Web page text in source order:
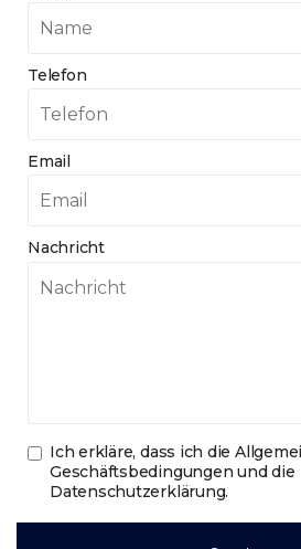
Telefon
Email
Nachricht
Ich erkläre, dass ich die
Geschäftsbedingungen und die
Datenschutzerklärung.